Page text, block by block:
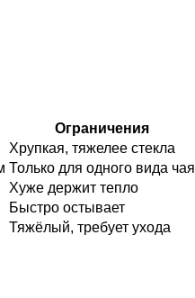
Ограничения
Хрупкая, тяжелее стекла
Только для одного вида чая
Хуже держит тепло
Быстро остывает
Тяжёлый, требует ухода